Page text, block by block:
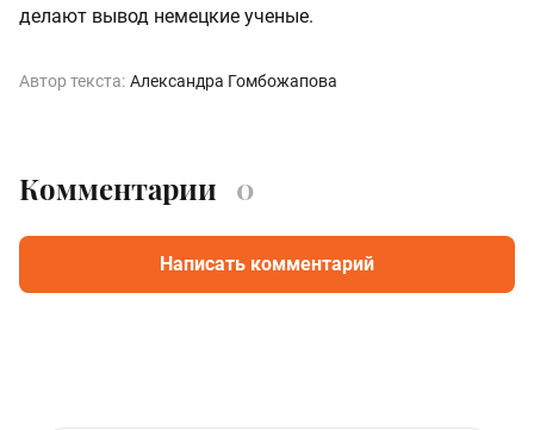
делают вывод немецкие ученые.
Автор текста: Александра Гомбожапова
Комментарии 0
Написать комментарий